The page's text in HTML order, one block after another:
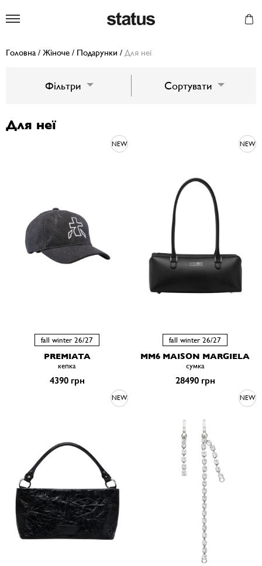
Головна / Жіноче / Подарунки / Для неї
Для неї
NEW
fall winter 26/27
PREMIATA
кепка
4390 грн
NEW
fall winter 26/27
MM6 MAISON MARGIELA
сумка
28490 грн
NEW NEW
Фільтри Сортувати